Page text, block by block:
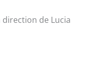
de Lucia